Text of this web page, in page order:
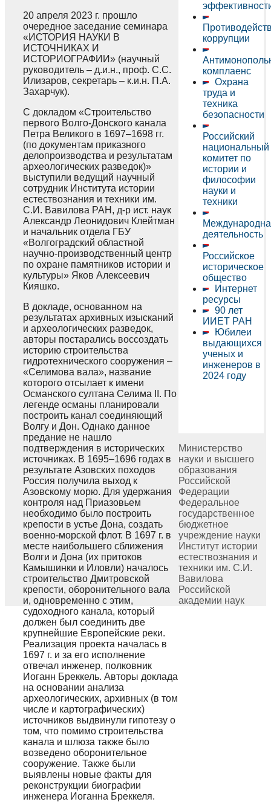
коррупции
комплаенс
Охрана
труда и
техника
безопасности
Российский
национальный
комитет по
истории и
философии
науки и
техники
деятельность
Российское
историческое
общество
Интернет
ресурсы
90 лет
ИИЕТ РАН
Юбилеи
выдающихся
ученых и
инженеров в
2024 году
20 апреля 2023 г. прошло
очередное заседание семинара
«ИСТОРИЯ НАУКИ В
ИСТОЧНИКАХ И
ИСТОРИОГРАФИИ» (научный
руководитель – д.и.н., проф. С.С.
Илизаров, секретарь – к.и.н. П.А.
Захарчук).
С докладом «Строительство
первого Волго-Донского канала
Петра Великого в 1697–1698 гг.
(по документам приказного
делопроизводства и результатам
археологических разведок)»
выступили ведущий научный
сотрудник Института истории
естествознания и техники им.
С.И. Вавилова РАН, д-р ист. наук
Александр Леонидович Клейтман
и начальник отдела ГБУ
«Волгоградский областной
научно-производственный центр
по охране памятников истории и
культуры» Яков Алексеевич
Кияшко.
В докладе, основанном на
результатах архивных изысканий
и археологических разведок,
авторы постарались воссоздать
историю строительства
гидротехнического сооружения –
«Селимова вала», название
которого отсылает к имени
Османского султана Селима II. По
легенде османы планировали
построить канал соединяющий
Волгу и Дон. Однако данное
предание не нашло
подтверждения в исторических
источниках. В 1695–1696 годах в
результате Азовских походов
Россия получила выход к
Азовскому морю. Для удержания
контроля над Приазовьем
необходимо было построить
крепости в устье Дона, создать
военно-морской флот. В 1697 г. в
месте наибольшего сближения
Волги и Дона (их притоков
Камышинки и Иловли) началось
строительство Дмитровской
крепости, оборонительного вала
и, одновременно с этим,
судоходного канала, который
должен был соединить две
крупнейшие Европейские реки.
Реализация проекта началась в
1697 г. и за его исполнение
отвечал инженер, полковник
Иоганн Бреккель. Авторы доклада
на основании анализа
археологических, архивных (в том
числе и картографических)
источников выдвинули гипотезу о
том, что помимо строительства
канала и шлюза также было
возведено оборонительное
сооружение. Также были
выявлены новые факты для
реконструкции биографии
инженера Иоганна Бреккеля.
Министерство
науки и высшего
образования
Российской
Федерации
Федеральное
государственное
бюджетное
учреждение науки
Институт истории
естествознания и
техники им. С.И.
Вавилова
Российской
академии наук